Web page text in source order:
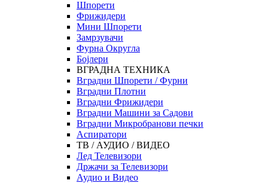
Шпорети
Фрижидери
Мини Шпорети
Замрзувачи
Фурна Округла
Бојлери
ВГРАДНА ТЕХНИКА
Вградни Шпорети / Фурни
Вградни Плотни
Вградни Фрижидери
Вградни Машини за Садови
Вградни Микробранови печки
Аспиратори
ТВ / АУДИО / ВИДЕО
Лед Телевизори
Држачи за Телевизори
Аудио и Видео